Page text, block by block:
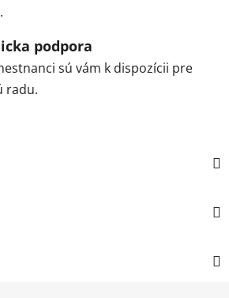
podpora
sú vám k dispozícii pre
radu.